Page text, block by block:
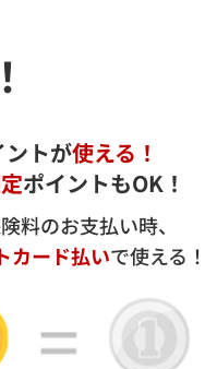
ントが使える！
ポイントもOK！
料のお支払い時、
カード払いで使える！